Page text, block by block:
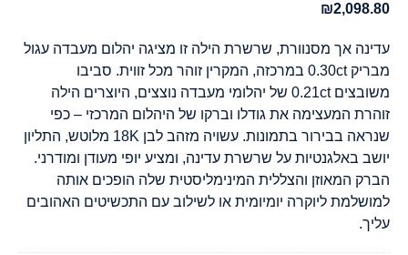
₪2,098.80
עדינה אך מסנוורת, שרשרת הילה זו מציגה יהלום מעבדה עגול
מבריק 0.30ct במרכזה, המקרין זוהר מכל זווית. סביבו
משובצים 0.21ct של יהלומי מעבדה נוצצים, היוצרים הילה
זוהרת המעצימה את גודלו וברקו של היהלום המרכזי – כפי
שנראה בבירור בתמונות. עשויה מזהב לבן 18K מלוטש, התליון
יושב באלגנטיות על שרשרת עדינה, ומציע יופי מעודן ומודרני.
הברק המאוזן והצללית המינימליסטית שלה הופכים אותה
למושלמת ליוקרה יומיומית או לשילוב עם התכשיטים האהובים
עליך.